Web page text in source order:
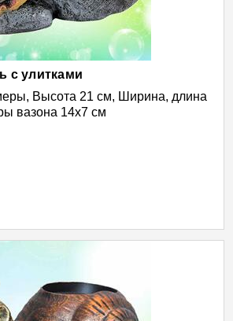
с улитками
Высота 21 см, Ширина, длина
вазона 14х7 см